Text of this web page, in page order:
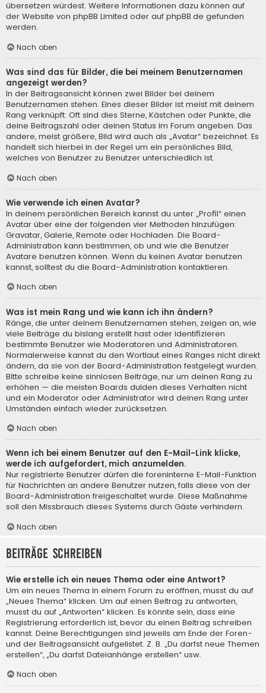
übersetzen würdest. Weitere Informationen dazu können auf
der Website von phpBB Limited oder auf phpBB.de gefunden
werden.
Nach oben
Was sind das für Bilder, die bei meinem Benutzernamen
angezeigt werden?
In der Beitragsansicht können zwei Bilder bei deinem
Benutzernamen stehen. Eines dieser Bilder ist meist mit deinem
Rang verknüpft: Oft sind dies Sterne, Kästchen oder Punkte, die
deine Beitragszahl oder deinen Status im Forum angeben. Das
andere, meist größere, Bild wird auch als „Avatar“ bezeichnet. Es
handelt sich hierbei in der Regel um ein persönliches Bild,
welches von Benutzer zu Benutzer unterschiedlich ist.
Nach oben
Wie verwende ich einen Avatar?
In deinem persönlichen Bereich kannst du unter „Profil“ einen
Avatar über eine der folgenden vier Methoden hinzufügen:
Gravatar, Galerie, Remote oder Hochladen. Die Board-
Administration kann bestimmen, ob und wie die Benutzer
Avatare benutzen können. Wenn du keinen Avatar benutzen
kannst, solltest du die Board-Administration kontaktieren.
Nach oben
Was ist mein Rang und wie kann ich ihn ändern?
Ränge, die unter deinem Benutzernamen stehen, zeigen an, wie
viele Beiträge du bislang erstellt hast oder identifizieren
bestimmte Benutzer wie Moderatoren und Administratoren.
Normalerweise kannst du den Wortlaut eines Ranges nicht direkt
ändern, da sie von der Board-Administration festgelegt wurden.
Bitte schreibe keine sinnlosen Beiträge, nur um deinen Rang zu
erhöhen — die meisten Boards dulden dieses Verhalten nicht
und ein Moderator oder Administrator wird deinen Rang unter
Umständen einfach wieder zurücksetzen.
Nach oben
Wenn ich bei einem Benutzer auf den E-Mail-Link klicke,
werde ich aufgefordert, mich anzumelden.
Nur registrierte Benutzer dürfen die foreninterne E-Mail-Funktion
für Nachrichten an andere Benutzer nutzen, falls diese von der
Board-Administration freigeschaltet wurde. Diese Maßnahme
soll den Missbrauch dieses Systems durch Gäste verhindern.
Nach oben
Beiträge schreiben
Wie erstelle ich ein neues Thema oder eine Antwort?
Um ein neues Thema in einem Forum zu eröffnen, musst du auf
„Neues Thema“ klicken. Um auf einen Beitrag zu antworten,
musst du auf „Antworten“ klicken. Es könnte sein, dass eine
Registrierung erforderlich ist, bevor du einen Beitrag schreiben
kannst. Deine Berechtigungen sind jeweils am Ende der Foren-
und der Beitragsansicht aufgelistet. Z. B. „Du darfst neue Themen
erstellen“, „Du darfst Dateianhänge erstellen“ usw.
Nach oben